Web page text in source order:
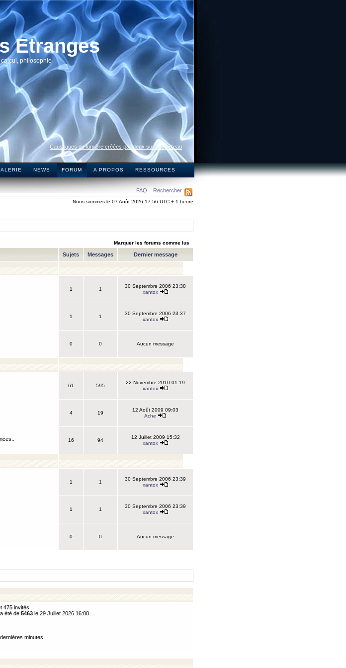
Etranges
philosophie
Caustiques de lumière créées par deux surfaces d’eau
NEWS FORUM A PROPOS RESSOURCES
FAQ Rechercher
Nous sommes le 07 Août 2026 17:56 UTC + 1 heure
Marquer les forums comme lus
Sujets Messages Dernier message
1 1
30 Septembre 2006 23:38
xantox
1 1
30 Septembre 2006 23:37
xantox
0 0 Aucun message
61 595
22 Novembre 2010 01:19
xantox
4 19
12 Août 2009 09:03
Ache
16 94
12 Juillet 2009 15:32
xantox
1 1
30 Septembre 2006 23:39
xantox
1 1
30 Septembre 2006 23:39
xantox
0 0 Aucun message
475 invités
été de 5463 le 29 Juillet 2026 16:08
minutes